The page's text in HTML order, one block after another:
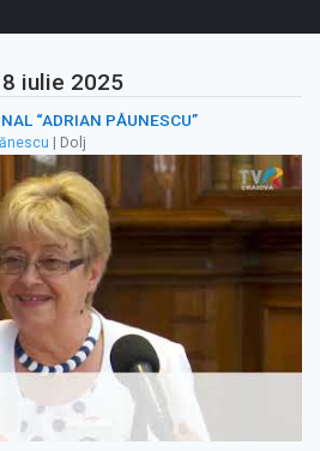
iulie 2025
“ADRIAN PĂUNESCU”
| Dolj